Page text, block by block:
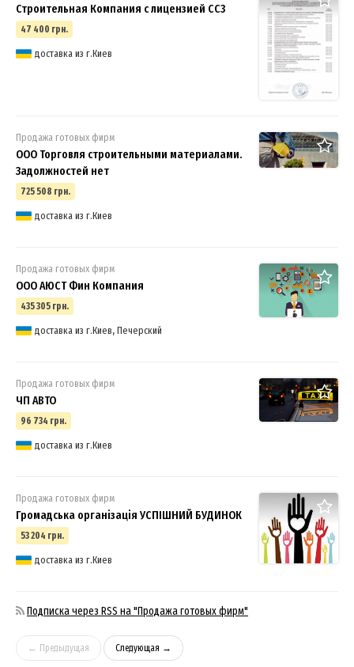
Строительная Компания с лицензией СС3
47 400 грн.
доставка из г.Киев
Продажа готовых фирм
ООО Торговля строительными материалами.
Задолжностей нет
725 508 грн.
доставка из г.Киев
Продажа готовых фирм
ООО АЮСТ Фин Компания
435 305 грн.
доставка из г.Киев, Печерский
Продажа готовых фирм
ЧП АВТО
96 734 грн.
доставка из г.Киев
Продажа готовых фирм
Громадська організація УСПІШНИЙ БУДИНОК
53 204 грн.
доставка из г.Киев
Подписка через RSS на "Продажа готовых фирм"
← Предыдущая Следующая →